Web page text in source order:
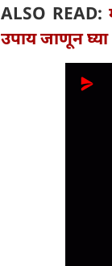
ALSO READ:
उपाय जाणून घ्या